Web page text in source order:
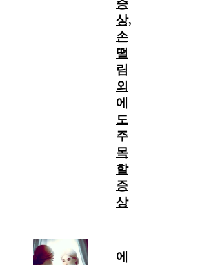
증
상,
손
떨
림
외
에
도
주
목
할
증
상
에